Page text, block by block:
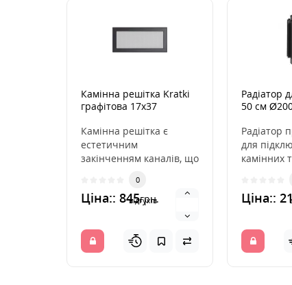
Камінна решітка Kratki
графітова 17x37
Камінна решітка є
естетичним
закінченням каналів, що
повітря з каміна. Вона
вмо..
0
відгуків
Ціна:: 845грн.
Радіатор
50 см
Радіатор
для
камінних
підвищує
Ціна::